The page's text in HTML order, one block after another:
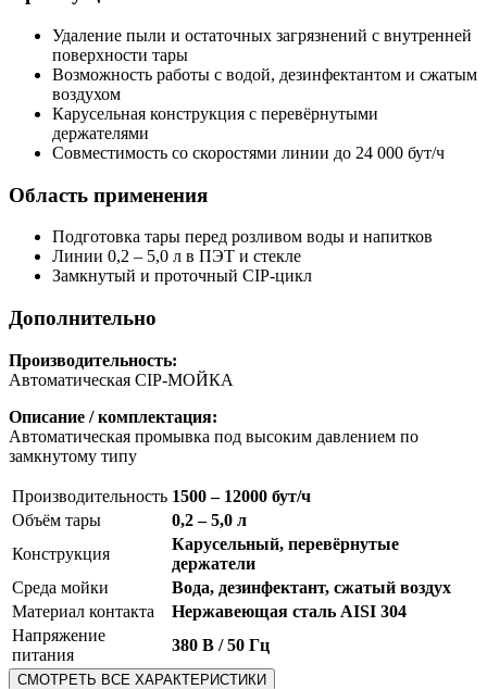
Удаление пыли и остаточных загрязнений с внутренней
поверхности тары
Возможность работы с водой, дезинфектантом и сжатым
воздухом
Карусельная конструкция с перевёрнутыми
держателями
Совместимость со скоростями линии до 24 000 бут/ч
Область применения
Подготовка тары перед розливом воды и напитков
Линии 0,2 – 5,0 л в ПЭТ и стекле
Замкнутый и проточный CIP-цикл
Дополнительно
Производительность:
Автоматическая CIP-МОЙКА
Описание / комплектация:
Автоматическая промывка под высоким давлением по
замкнутому типу
Производительность 1500 – 12000 бут/ч
Объём тары
0,2 – 5,0 л
Конструкция
Карусельный, перевёрнутые
держатели
Среда мойки
Вода, дезинфектант, сжатый воздух
Материал контакта
Нержавеющая сталь AISI 304
Напряжение
питания
380 В / 50 Гц
СМОТРЕТЬ ВСЕ ХАРАКТЕРИСТИКИ